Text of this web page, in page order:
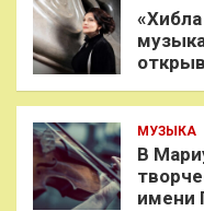
МУЗЫКА
В
имени